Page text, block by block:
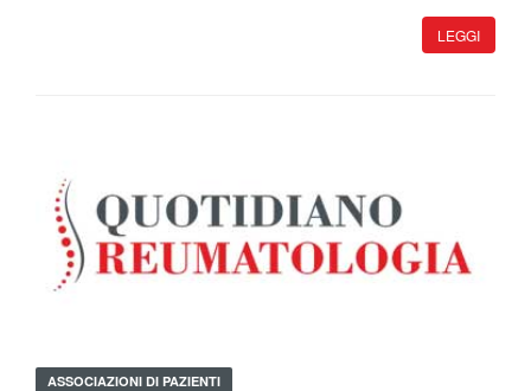
LEGGI
ASSOCIAZIONI DI PAZIENTI